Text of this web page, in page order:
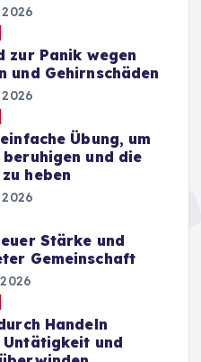
zur Panik wegen
und Gehirnschäden
einfache Übung, um
und die
heben
Stärke und
Gemeinschaft
Handeln
Untätigkeit und